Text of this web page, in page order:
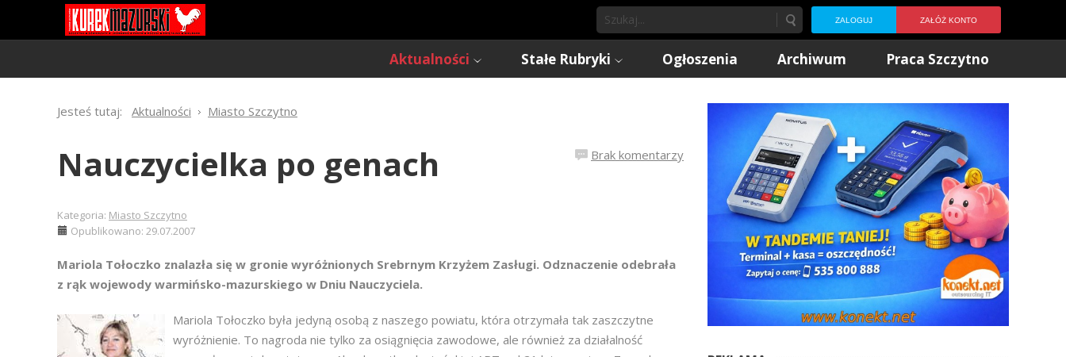
ZALOGUJ ZAŁÓŻ KONTO
Aktualności Stałe Rubryki Ogłoszenia Archiwum Praca Szczytno
Jesteś tutaj: Aktualności Miasto Szczytno
Brak komentarzy
Nauczycielka po genach
Kategoria: Miasto Szczytno
Opublikowano: 29.07.2007
Mariola Tołoczko znalazła się w gronie wyróżnionych Srebrnym Krzyżem Zasługi. Odznaczenie odebrała
z rąk wojewody warmińsko-mazurskiego w Dniu Nauczyciela.
Mariola Tołoczko była jedyną osobą z naszego powiatu, która otrzymała tak zaszczytne
wyróżnienie. To nagroda nie tylko za osiągnięcia zawodowe, ale również za działalność